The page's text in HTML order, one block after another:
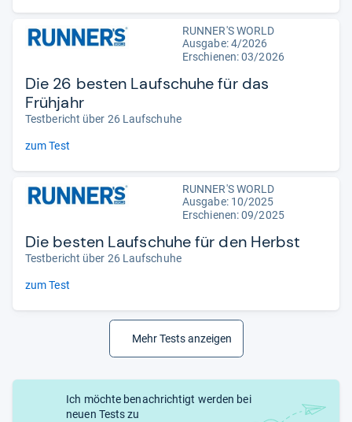
RUNNER'S WORLD
Ausgabe: 4/2026
Erschienen:03/2026
Die 26 besten Laufschuhe für das
Frühjahr
Testbericht über 26 Laufschuhe
zum Test
RUNNER'S WORLD
Ausgabe: 10/2025
Erschienen: 09/2025
Die besten Laufschuhe für den Herbst
Testbericht über 26 Laufschuhe
zum Test
Mehr Tests anzeigen
Ich möchte benachrichtigt werden bei
neuen Tests zu